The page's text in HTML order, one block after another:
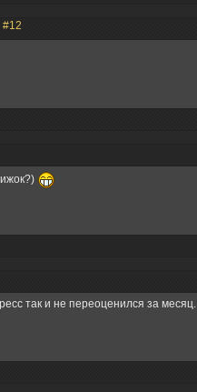
#12
так и не переоценился за месяц.